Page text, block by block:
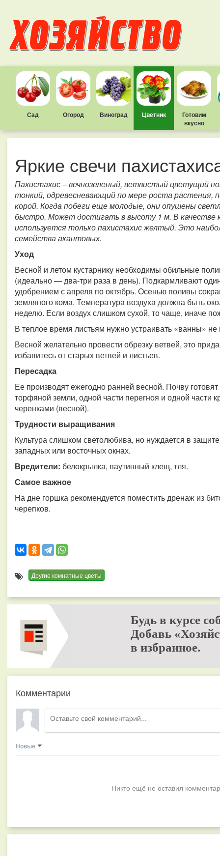
Сад Огород Виноград Цветник
Готовим
вкусно
Яркие свечи
Пахистахис – вечнозеленый, ветвистый цветущий
тонкий, одревесневающий по мере роста растения,
корой. Когда побеги еще молодые, они опушены
быстро. Может достигать в высоту 1 м. В качестве
используется только пахистахис желтый. Это
семейства акантовых.
Уход
Весной и летом кустарнику необходимы обильные
(идеально — два-три раза в день). Подкармливают
удобрением с апреля по октябрь. Осенью поливы
земляного кома. Температура воздуха должна быть
неделю. Если воздух слишком сухой, то чаще, иначе
В теплое время листьям нужно устраивать «ванны»
Весной желательно провести обрезку ветвей, это
избавитесь от старых ветвей и листьев.
Пересадка
Ее производят ежегодно ранней весной. Почву
торфяной земли, одной части перегноя и одной части
черенками (весной).
Трудности выращивания
Культура слишком светолюбива, но нуждается в
западных или восточных окнах.
Вредители: белокрылка, паутинный клещ, тля.
Самое важное
На дне горшка рекомендуется поместить дренаж из
черепков.
Другие комнатные цветы
Будь в курсе
Добавь
в избранное.
Комментарии
Новые
Никто ещё не оставил